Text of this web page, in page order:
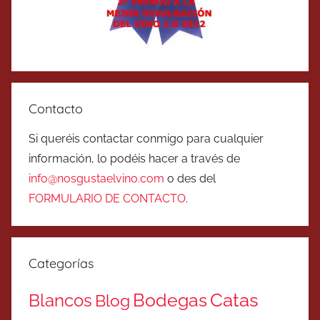
Contacto
Si queréis contactar conmigo para cualquier
información, lo podéis hacer a través de
info@nosgustaelvino.com o des del
FORMULARIO DE CONTACTO.
Categorías
Blancos Blog BodegasCatas